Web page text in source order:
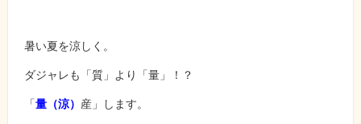
暑い夏を涼しく。
ダジャレも「質」より「量」！？
「量（涼） 産」します。